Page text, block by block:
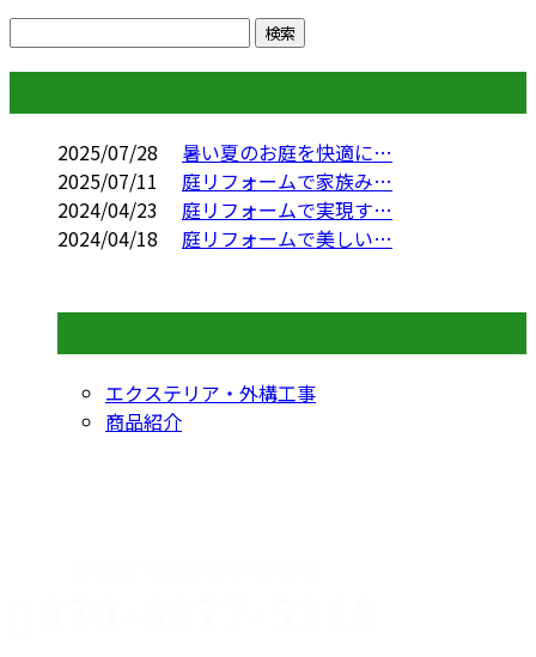
2025/07/28
暑い夏のお庭を快適に…
2025/07/11
庭リフォームで家族み…
2024/04/23
庭リフォームで実現す…
2024/04/18
庭リフォームで美しい…
エクステリア・外構工事
商品紹介